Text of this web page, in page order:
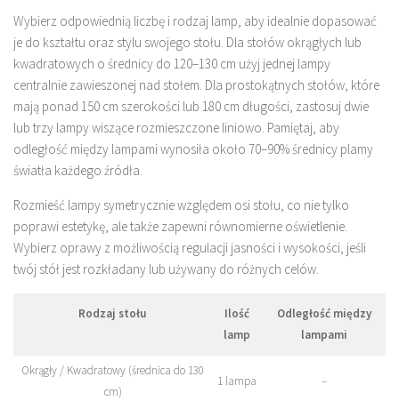
Wybierz odpowiednią liczbę i rodzaj lamp, aby idealnie dopasować
je do kształtu oraz stylu swojego stołu. Dla stołów okrągłych lub
kwadratowych o średnicy do 120–130 cm użyj jednej lampy
centralnie zawieszonej nad stołem. Dla prostokątnych stołów, które
mają ponad 150 cm szerokości lub 180 cm długości, zastosuj dwie
lub trzy lampy wiszące rozmieszczone liniowo. Pamiętaj, aby
odległość między lampami wynosiła około 70–90% średnicy plamy
światła każdego źródła.
Rozmieść lampy symetrycznie względem osi stołu, co nie tylko
poprawi estetykę, ale także zapewni równomierne oświetlenie.
Wybierz oprawy z możliwością regulacji jasności i wysokości, jeśli
twój stół jest rozkładany lub używany do różnych celów.
Rodzaj stołu
Ilość
lamp
Odległość między
lampami
Okrągły / Kwadratowy (średnica do 130
cm)
1 lampa –